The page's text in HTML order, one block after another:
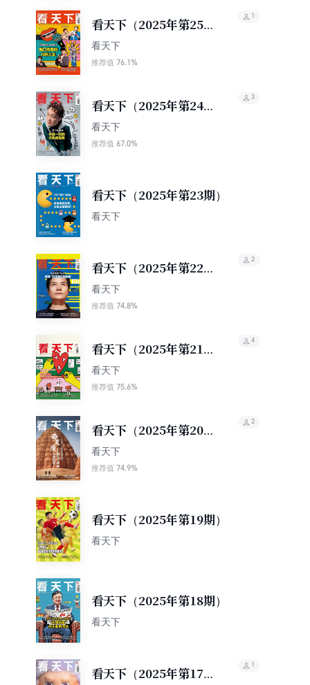
看天下（2025年第25
期）
看天下
推荐值 76.1%
1
看天下（2025年第24
期）
看天下
推荐值 67.0%
3
看天下（2025年第23期）
看天下
看天下（2025年第22
期）
看天下
推荐值 74.8%
2
看天下（2025年第21
期）
看天下
推荐值 75.6%
4
看天下（2025年第20
期）
看天下
推荐值 74.9%
2
看天下（2025年第19期）
看天下
看天下（2025年第18期）
看天下
看天下（2025年第17
1